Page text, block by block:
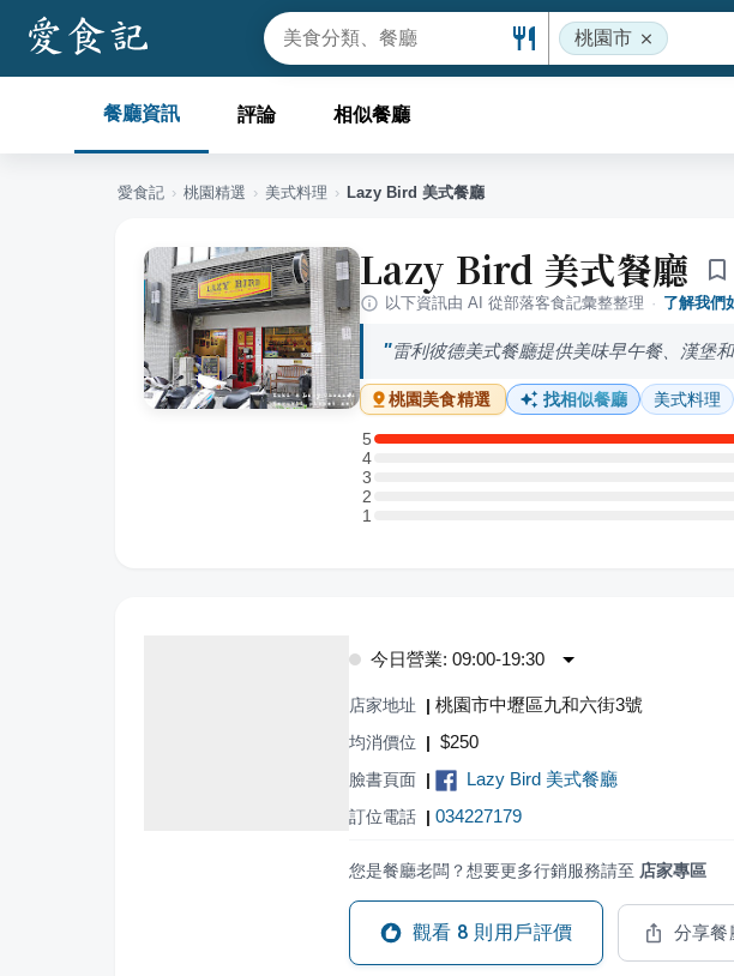
桃園市
餐廳資訊 評論 相似餐廳
愛食記 › 桃園精選 › 美式料理 › Lazy Bird 美式餐廳
Lazy Bird 美式餐廳
以下資訊由 AI 從部落客食記彙整整理 · 了解我們
雷利彼德美式餐廳提供美味早午餐、漢堡
桃園美食精選 找相似餐廳 美式料理
5
5 星：1 則評論
4
4 星：0 則評論
3
3 星：0 則評論
2
2 星：0 則評論
11 星：0 則評論
今日營業: 09:00-19:30
店家地址 | 桃園市中壢區九和六街3號
均消價位 | $250
臉書頁面 | Lazy Bird 美式餐廳
訂位電話 | 034227179
您是餐廳老闆？想要更多行銷服務請至 店家專區
觀看 8 則用戶評價 分享餐